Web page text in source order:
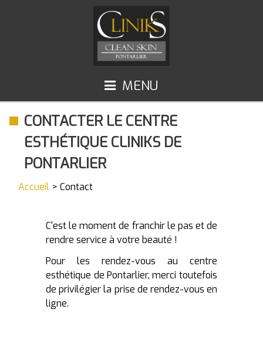
ACCUEIL
Raffermissement du visage et du corps
Microneedling Exosomes - PDRN
Protocoles KLERESCA - LUMIXA
Les soins RENATA FRANÇA
ACCÈS ET HORAIRES
MENU
CONTACTER LE CENTRE
ESTHÉTIQUE CLINIKS DE
PONTARLIER
Accueil > Contact
C'est le moment de franchir le pas et de
rendre service à votre beauté !
Pour les rendez-vous au centre
esthétique de Pontarlier, merci toutefois
de privilégier la prise de rendez-vous en
ligne.